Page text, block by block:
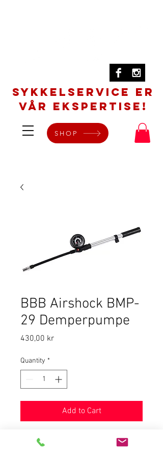
SYKKELSERVICE er
vår ekspertise!
SHOP
BBB Airshock BMP-
29 Demperpumpe
430,00 krPrice
Quantity *
Add to Cart
Pumpe for dempegafler og